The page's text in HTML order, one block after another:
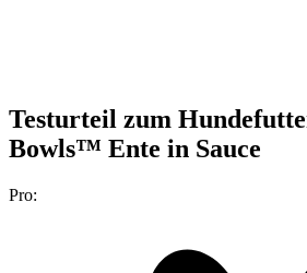
Testurteil zum
Bowls™ Ente in Sauce
Pro: